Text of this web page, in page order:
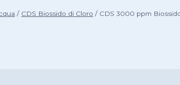
/ CDS Biossido di Cloro / CDS 3000 ppm